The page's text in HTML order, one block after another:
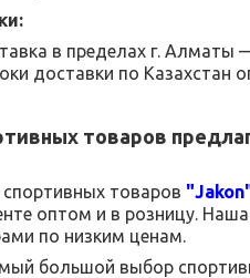
в пределах г. Алматы
доставки по Казахстан
товаров
спортивных товаров "Jakon
оптом и в розницу. Наша
по низким ценам.
большой выбор